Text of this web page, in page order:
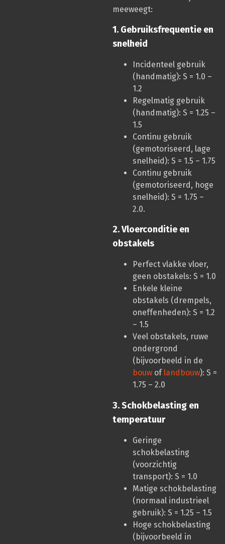
meeweegt:
1. Gebruiksfrequentie en
snelheid
Incidenteel gebruik
(handmatig): S = 1.0 –
1.2
Regelmatig gebruik
(handmatig): S = 1.25 –
1.5
Continu gebruik
(gemotoriseerd, lage
snelheid): S = 1.5 – 1.75
Continu gebruik
(gemotoriseerd, hoge
snelheid): S = 1.75 –
2.0.
2. Vloerconditie en
obstakels
Perfect vlakke vloer,
geen obstakels: S = 1.0
Enkele kleine
obstakels (drempels,
oneffenheden): S = 1.2
– 1.5
Veel obstakels, ruwe
ondergrond
(bijvoorbeeld in de
bouw of landbouw): S =
1.75 – 2.0
3. Schokbelasting en
temperatuur
Geringe
schokbelasting
(voorzichtig
transport): S = 1.0
Matige schokbelasting
(normaal industrieel
gebruik): S = 1.25 – 1.5
Hoge schokbelasting
(bijvoorbeeld in